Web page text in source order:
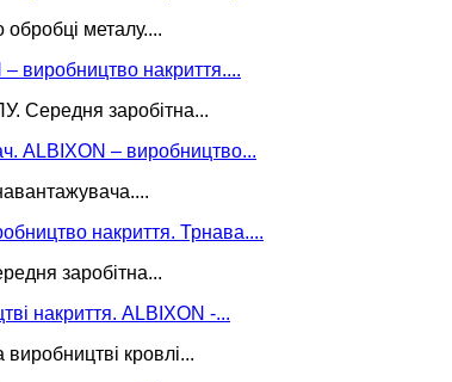
металу....
виробництво накриття....
Середня заробітна...
ALBIXON – виробництво...
накриття. Трнава....
заробітна...
накриття. ALBIXON -...
кровлі...